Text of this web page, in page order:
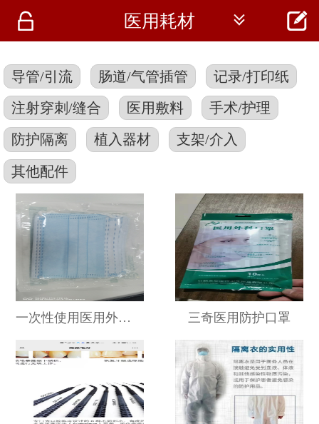
 首页
仪器
医疗资讯
 医用耗材  
导管/引流 肠道/气管插管 记录/打印纸
注射穿刺/缝合 医用敷料 手术/护理
防护隔离 植入器材 支架/介入
其他配件
一次性使用医用外科口罩 三奇医用防护口罩